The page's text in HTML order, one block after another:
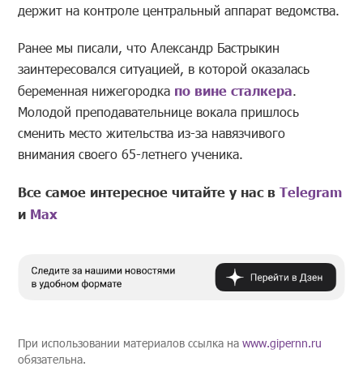
держит на контроле центральный аппарат ведомства.
Ранее мы писали, что Александр Бастрыкин
заинтересовался ситуацией, в которой оказалась
беременная нижегородка по вине сталкера.
Молодой преподавательнице вокала пришлось
сменить место жительства из-за навязчивого
внимания своего 65-летнего ученика.
Все самое интересное читайте у нас вTelegram
и Mах
При использовании материалов ссылка наwww.gipernn.ru
обязательна.